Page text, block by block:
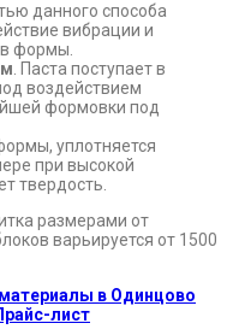
данного способа
вибрации и
формы.
. Паста поступает в
воздействием
формовки под
уплотняется
при высокой
твердость.
размерами от
варьируется от 1500
в Одинцово
лист